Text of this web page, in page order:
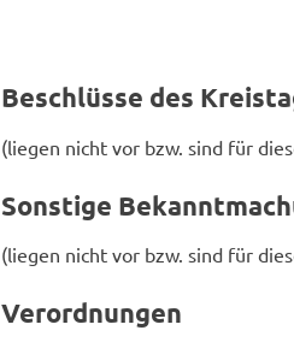
Be­schlüs­se des
(lie­gen nicht vor bzw. sind für
Sons­ti­ge
(lie­gen nicht vor bzw. sind für
Ver­ord­nun­gen